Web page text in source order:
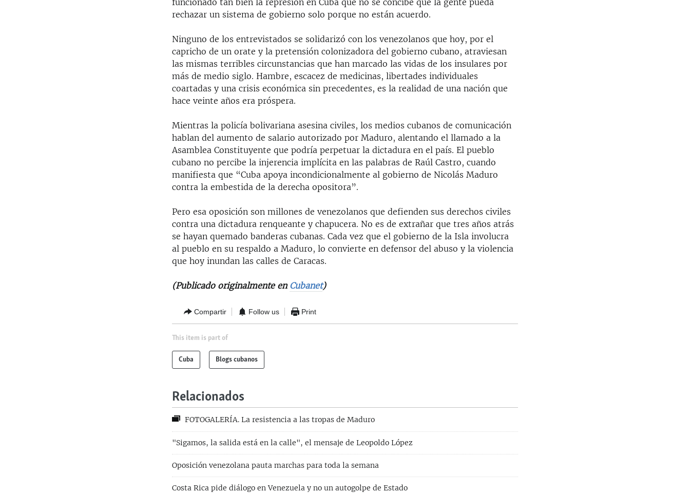
funcionado tan bien la represión en Cuba que no se concibe que la gente pueda
rechazar un sistema de gobierno solo porque no están acuerdo.
Ninguno de los entrevistados se solidarizó con los venezolanos que hoy, por el
capricho de un orate y la pretensión colonizadora del gobierno cubano, atraviesan
las mismas terribles circunstancias que han marcado las vidas de los insulares por
más de medio siglo. Hambre, escacez de medicinas, libertades individuales
coartadas y una crisis económica sin precedentes, es la realidad de una nación que
hace veinte años era próspera.
Mientras la policía bolivariana asesina civiles, los medios cubanos de comunicación
hablan del aumento de salario autorizado por Maduro, alentando el llamado a la
Asamblea Constituyente que podría perpetuar la dictadura en el país. El pueblo
cubano no percibe la injerencia implícita en las palabras de Raúl Castro, cuando
manifiesta que “Cuba apoya incondicionalmente al gobierno de Nicolás Maduro
contra la embestida de la derecha opositora”.
Pero esa oposición son millones de venezolanos que defienden sus derechos civiles
contra una dictadura renqueante y chapucera. No es de extrañar que tres años atrás
se hayan quemado banderas cubanas. Cada vez que el gobierno de la Isla involucra
al pueblo en su respaldo a Maduro, lo convierte en defensor del abuso y la violencia
que hoy inundan las calles de Caracas.
(Publicado originalmente en Cubanet)
Compartir Follow us Print
This item is part of
Cuba Blogs cubanos
Relacionados
FOTOGALERÍA. La resistencia a las tropas de Maduro
"Sigamos, la salida está en la calle", el mensaje de Leopoldo López
Oposición venezolana pauta marchas para toda la semana
Costa Rica pide diálogo en Venezuela y no un autogolpe de Estado